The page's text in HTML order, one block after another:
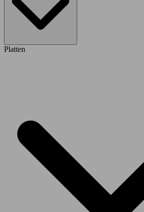
Platten